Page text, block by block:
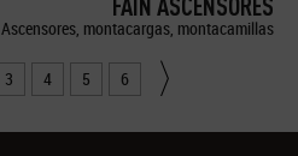
Ascensores, montacargas, montacamillas
3 4 5 6